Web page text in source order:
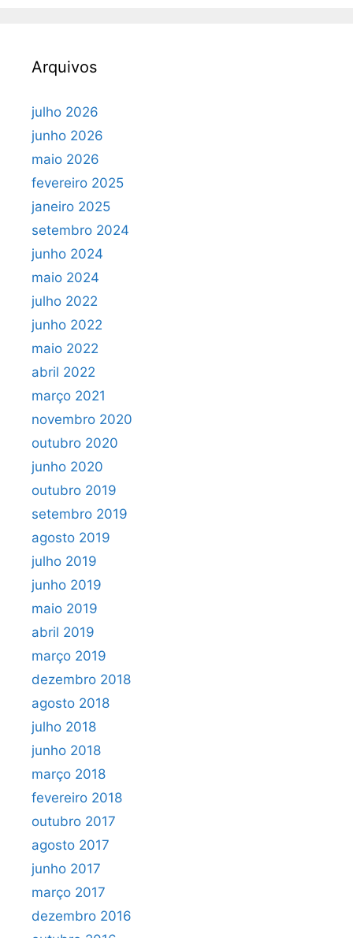
Arquivos
julho 2026
junho 2026
maio 2026
fevereiro 2025
janeiro 2025
setembro 2024
junho 2024
maio 2024
julho 2022
junho 2022
maio 2022
abril 2022
março 2021
novembro 2020
outubro 2020
junho 2020
outubro 2019
setembro 2019
agosto 2019
julho 2019
junho 2019
maio 2019
abril 2019
março 2019
dezembro 2018
agosto 2018
julho 2018
junho 2018
março 2018
fevereiro 2018
outubro 2017
agosto 2017
junho 2017
março 2017
dezembro 2016